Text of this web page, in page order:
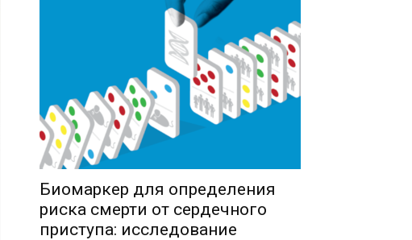
Биомаркер для определения
риска смерти от сердечного
приступа: исследование